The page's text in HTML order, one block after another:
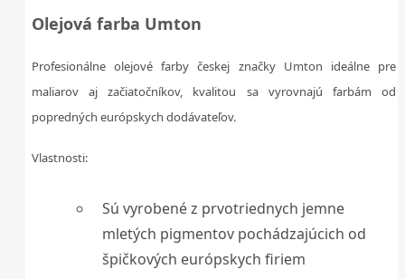
Olejová farba Umton
Profesionálne olejové farby českej značky Umton ideálne pre
maliarov aj začiatočníkov, kvalitou sa vyrovnajú farbám od
popredných európskych dodávateľov.
Vlastnosti:
Sú vyrobené z prvotriednych jemne
mletých pigmentov pochádzajúcich od
špičkových európskych firiem